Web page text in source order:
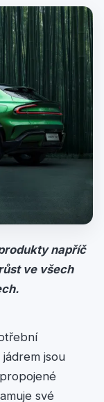
napříč
ve všech
jsou
své